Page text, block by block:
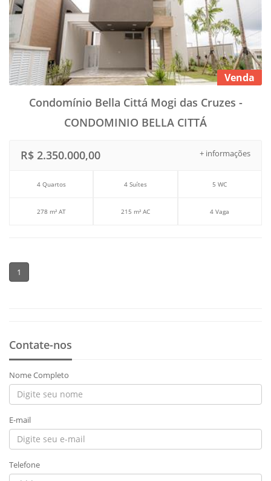
Venda
Condomínio Bella Cittá Mogi das Cruzes -
CONDOMINIO BELLA CITTÁ
+ informações
R$ 2.350.000,00
4 Quartos 4 Suítes 5 WC
278 m² AT 215 m² AC 4 Vaga
1
Contate-nos
Nome Completo
E-mail
Telefone